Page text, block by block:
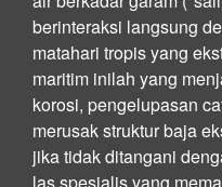
berinteraksi langsung
matahari tropis yang
maritim inilah yang
korosi, pengelupasan
merusak struktur baja
jika tidak ditangani
las spesialis yang